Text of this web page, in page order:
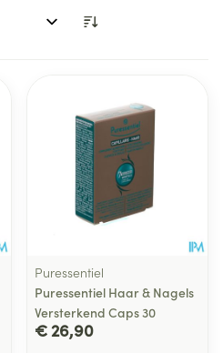
Puressentiel
Puressentiel Haar & Nagels
Versterkend Caps 30
€ 26,90